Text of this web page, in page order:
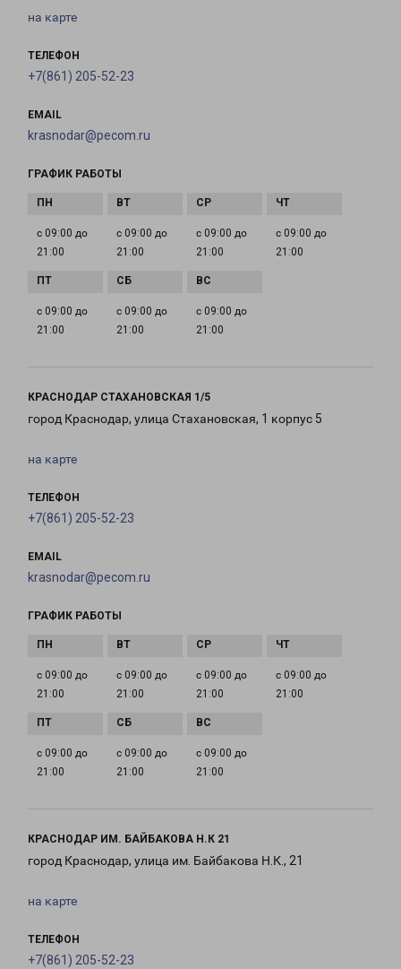
на карте
ТЕЛЕФОН
+7(861) 205-52-23
EMAIL
krasnodar@pecom.ru
ГРАФИК РАБОТЫ
с 09:00 до
21:00
с 09:00 до
21:00
с 09:00 до
21:00
с 09:00 до
21:00
с 09:00 до
21:00
с 09:00 до
21:00
с 09:00 до
21:00
КРАСНОДАР СТАХАНОВСКАЯ 1/5
город Краснодар, улица Стахановская, 1 корпус 5
на карте
ТЕЛЕФОН
+7(861) 205-52-23
EMAIL
krasnodar@pecom.ru
ГРАФИК РАБОТЫ
с 09:00 до
21:00
с 09:00 до
21:00
с 09:00 до
21:00
с 09:00 до
21:00
с 09:00 до
21:00
с 09:00 до
21:00
с 09:00 до
21:00
КРАСНОДАР ИМ. БАЙБАКОВА Н.К 21
город Краснодар, улица им. Байбакова Н.К., 21
на карте
ТЕЛЕФОН
+7(861) 205-52-23